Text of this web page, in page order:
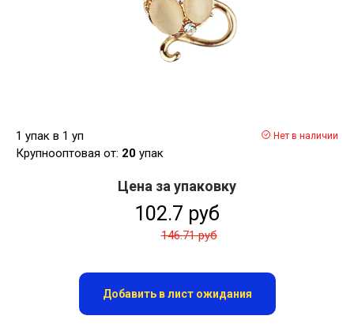
1 упак в 1 уп
Крупнооптовая от: 20 упак
Нет в наличии
Цена за упаковку
102.7 руб
146.71 руб
Добавить в лист ожидания